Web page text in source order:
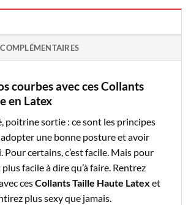
courbes avec ces Collants
en Latex
poitrine sortie : ce sont les principes
une bonne posture et avoir
Pour certains, c’est facile. Mais pour
plus facile à dire qu’à faire. Rentrez
cesCollants Taille Haute Latex et
plus sexy que jamais.